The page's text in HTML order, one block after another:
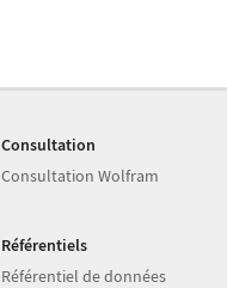
Consultation
Consultation Wolfram
Référentiels
Référentiel de données